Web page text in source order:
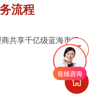
流程
共享千亿级蓝海市场